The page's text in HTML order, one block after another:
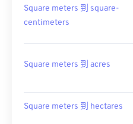
Square meters 到 square-
centimeters
Square meters 到 acres
Square meters 到 hectares